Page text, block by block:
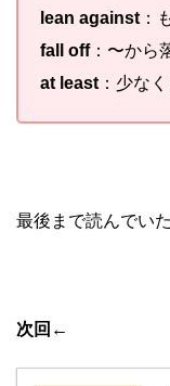
lean against ：
fall off：〜から
at least ：少な
最後まで読んでい
次回 ←